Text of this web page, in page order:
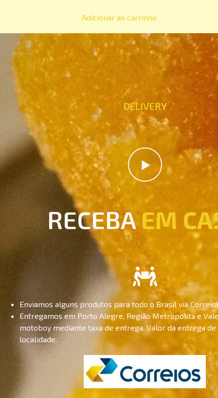
Adicionar ao carrinho
DELIVERY
RECEBAEM
Enviamos alguns produtos para todo o Brasil via
Entregamos em Porto Alegre, Região Metropolita e
motoboy mediante taxa de entrega. Valor da entrega de
localidade.